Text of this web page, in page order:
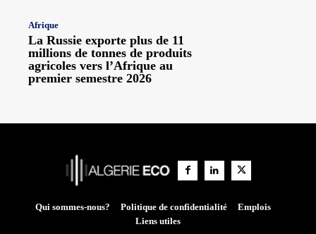
Afrique
La Russie exporte plus de 11
millions de tonnes de produits
agricoles vers l’Afrique au
premier semestre 2026
Qui sommes-nous? Politique de confidentialité
Emplois
Liens utiles